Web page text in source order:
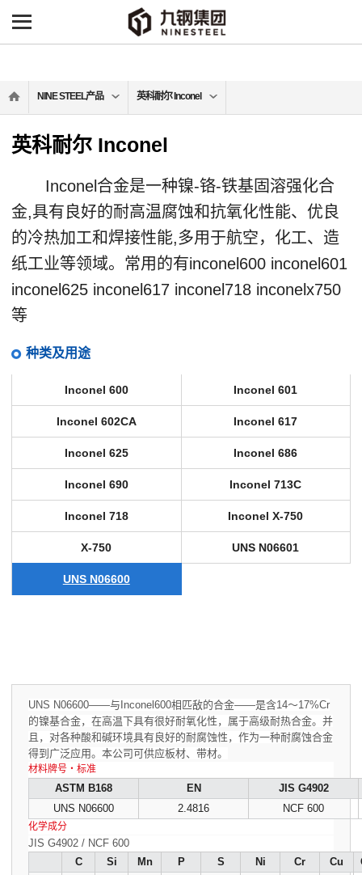
NINE STEEL产品 英科耐尔 Inconel
英科耐尔 Inconel
Inconel合金是一种镍-铬-铁基固溶强化合
金,具有良好的耐高温腐蚀和抗氧化性能、优良
的冷热加工和焊接性能,多用于航空，化工、造
纸工业等领域。常用的有inconel600 inconel601
inconel625 inconel617 inconel718 inconelx750
等
种类及用途
Inconel 600 Inconel 601
Inconel 602CA Inconel 617
Inconel 625 Inconel 686
Inconel 690 Inconel 713C
Inconel 718 Inconel X-750
X-750 UNS N06601
UNS N06600
UNS N06600——与Inconel 600相匹敌的合金——是含14～17%Cr
的镍基合金，在高温下具有很好耐氧化性，属于高级耐热合金。并
且，对各种酸和碱环境具有良好的耐腐蚀性，作为一种耐腐蚀合金
得到广泛应用。本公司可供应板材、带材。
材料牌号・标准
ASTM B168 EN
JIS G4902
UNS N06600
2.4816 NCF 600
化学成分
JIS G4902 / NCF 600
C
Si Mn P S Ni Cr Cu